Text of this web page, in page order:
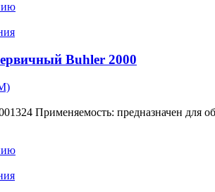
Buhler 2000
Применяемость: предназначен для